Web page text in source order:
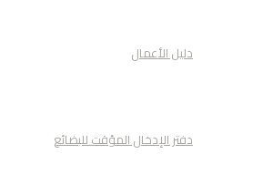
دليل الأعمال
دفتر الإدخال المؤقت للبضائع